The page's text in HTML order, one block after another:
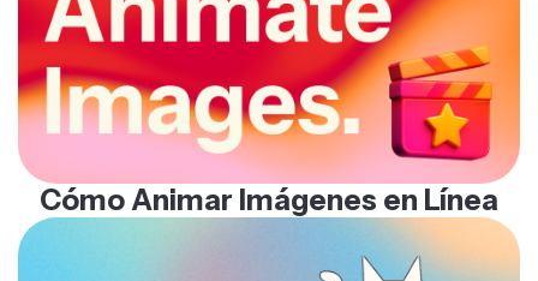
Cómo Animar Imágenes en Línea